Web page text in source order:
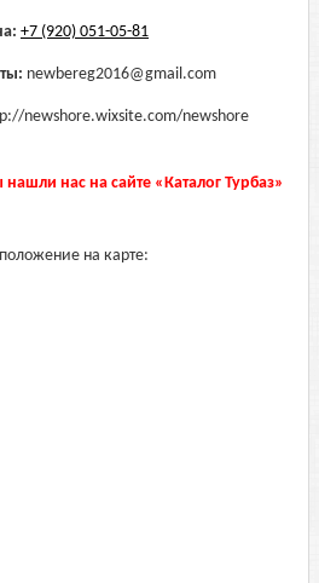
+7 (920) 051-05-81
newbereg2016@gmail.com
newshore.wixsite.com/newshore
нашли нас на сайте «Каталог Турбаз»
на карте: